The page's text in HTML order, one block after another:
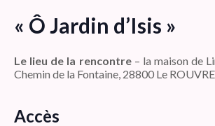
« Ô Jardin d’Isis »
Le lieu de la rencontre– la maison de
Chemin de la Fontaine, 28800 Le ROUVRE
Accès